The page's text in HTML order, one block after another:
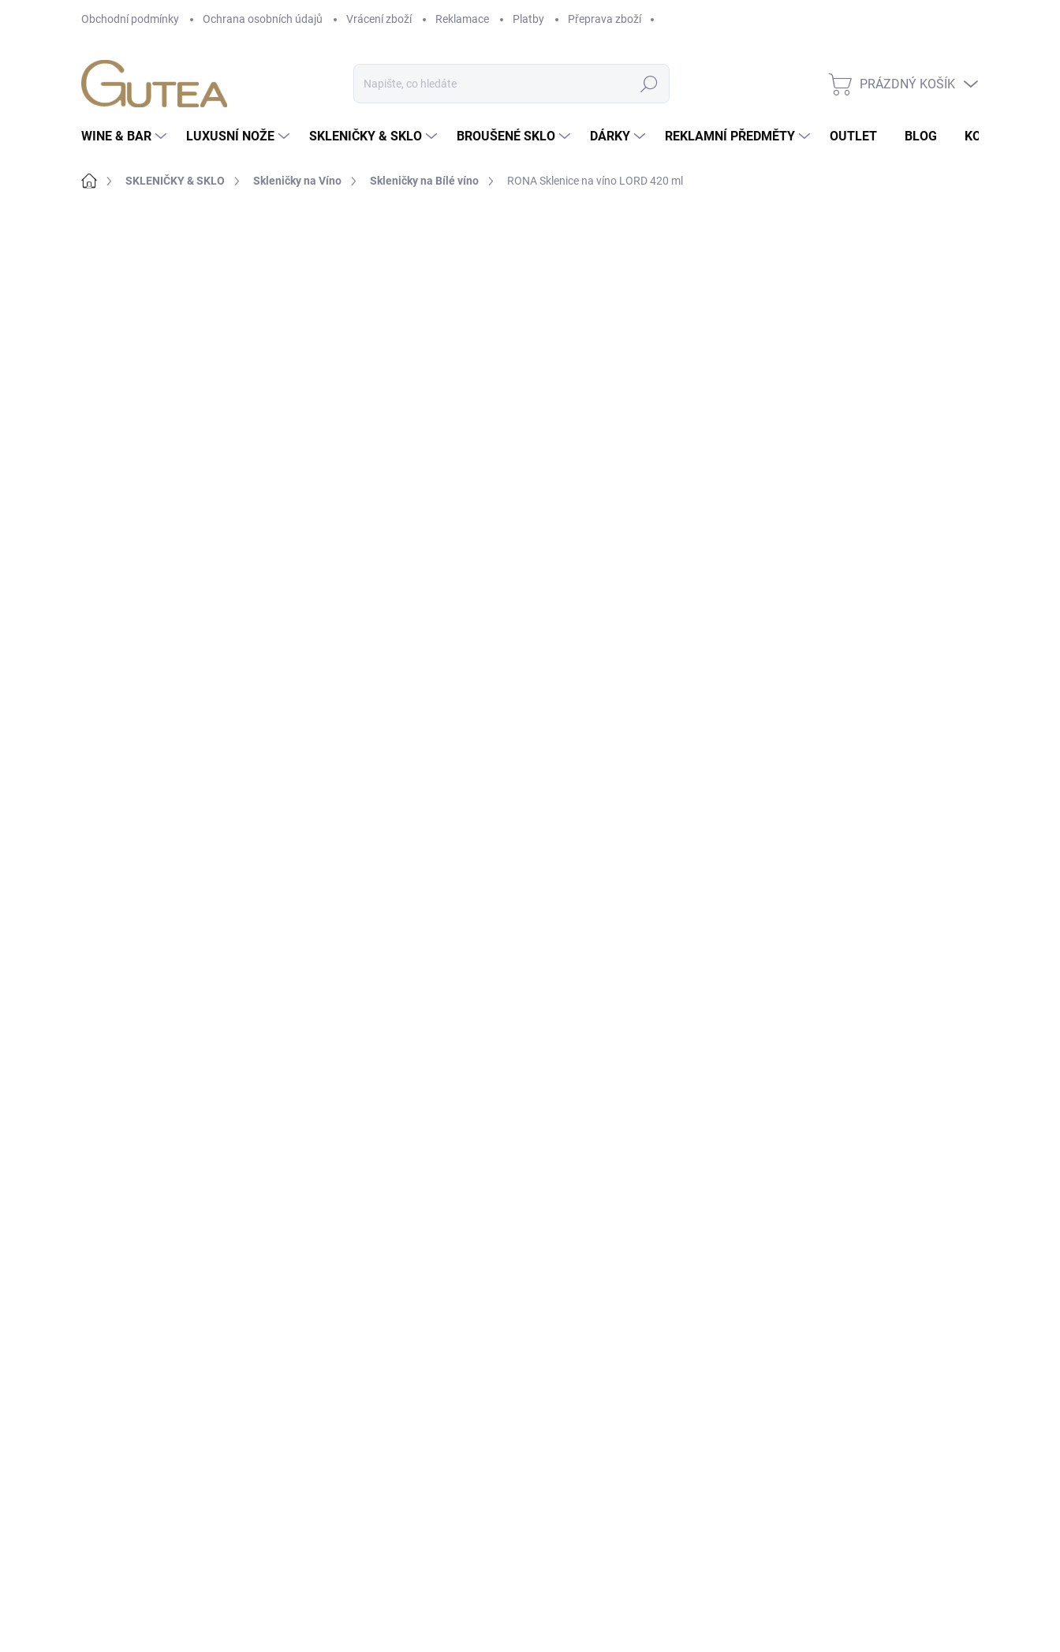
Obchodní podmínky Ochrana osobních údajů Vrácení zboží Reklamace Platby Přeprava zboží
Hledat
NÁKUPNÍ
PRÁZDNÝ KOŠÍK
WINE & BAR LUXUSNÍ NOŽE SKLENIČKY & SKLO BROUŠENÉ SKLO DÁRKY REKLAMNÍ PŘEDMĚTY OUTLET BLOG KONTAKT
Domů SKLENIČKY & SKLO Skleničky na Víno Skleničky na Bílé víno RONA Sklenice na víno LORD 420 ml